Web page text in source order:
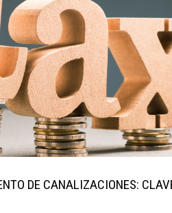
DE CANALIZACIONES: